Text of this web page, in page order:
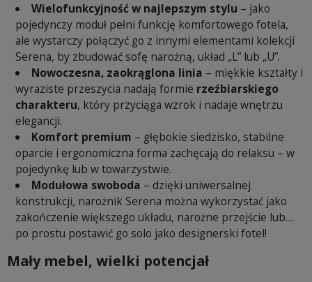
Wielofunkcyjność w najlepszym stylu – jako
pojedynczy moduł pełni funkcję komfortowego fotela,
ale wystarczy połączyć go z innymi elementami kolekcji
Serena, by zbudować sofę narożną, układ „L” lub „U”.
Nowoczesna, zaokrąglona linia – miękkie kształty i
wyraziste przeszycia nadają formie rzeźbiarskiego
charakteru, który przyciąga wzrok i nadaje wnętrzu
elegancji.
Komfort premium – głębokie siedzisko, stabilne
oparcie i ergonomiczna forma zachęcają do relaksu – w
pojedynkę lub w towarzystwie.
Modułowa swoboda – dzięki uniwersalnej
konstrukcji, narożnik Serena można wykorzystać jako
zakończenie większego układu, narożne przejście lub…
po prostu postawić go solo jako designerski fotel!
Mały mebel, wielki potencjał